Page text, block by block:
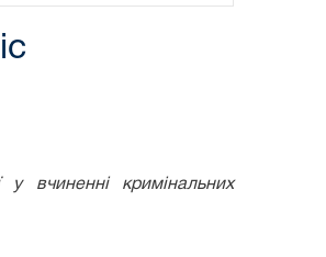
у вчиненні кримінальних